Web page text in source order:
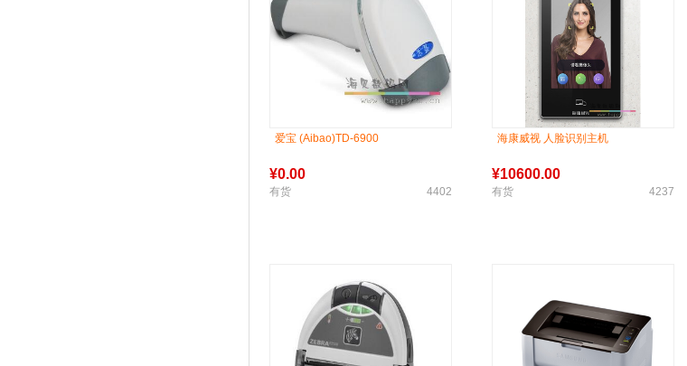
爱宝 (Aibao)TD-6900
¥0.00
有货 4402
海康威视 人脸识别主机
¥10600.00
有货 4237